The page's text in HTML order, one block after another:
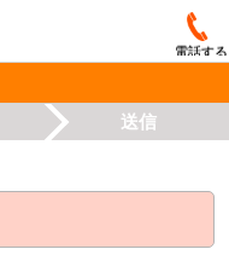
電話する
送信